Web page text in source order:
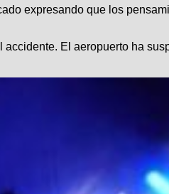
expresando que los
El aeropuerto ha